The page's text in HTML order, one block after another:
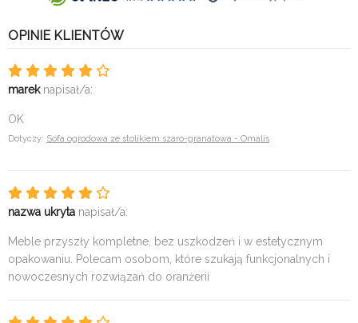
OPINIE KLIENTÓW
mareknapisał/a:
OK
Dotyczy: Sofa ogrodowa ze stolikiem szaro-granatowa - Omalis
nazwa ukryta napisał/a:
Meble przyszły kompletne, bez uszkodzeń i w estetycznym
opakowaniu. Polecam osobom, które szukają funkcjonalnych i
nowoczesnych rozwiązań do oranżerii